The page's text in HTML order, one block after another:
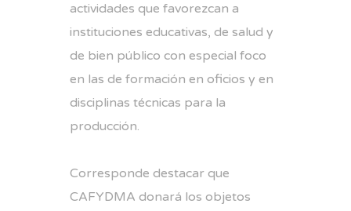
actividades que favorezcan a
instituciones educativas, de salud y
de bien público con especial foco
en las de formación en oficios y en
disciplinas técnicas para la
producción.
Corresponde destacar que
CAFYDMA donará los objetos